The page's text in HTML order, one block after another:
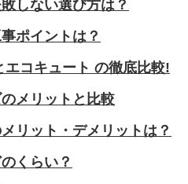
しない選び方は？
ポイントは？
コキュート の徹底比較!
メリットと比較
リット・デメリットは？
くらい？